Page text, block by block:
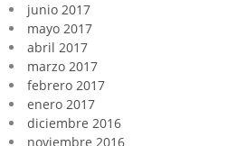
junio 2017
mayo 2017
abril 2017
marzo 2017
febrero 2017
enero 2017
diciembre 2016
noviembre 2016